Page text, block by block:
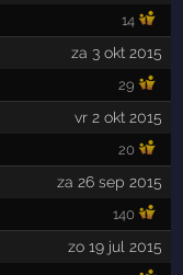
14
za 3 okt 2015
29
vr 2 okt 2015
20
za 26 sep 2015
140
zo 19 jul 2015